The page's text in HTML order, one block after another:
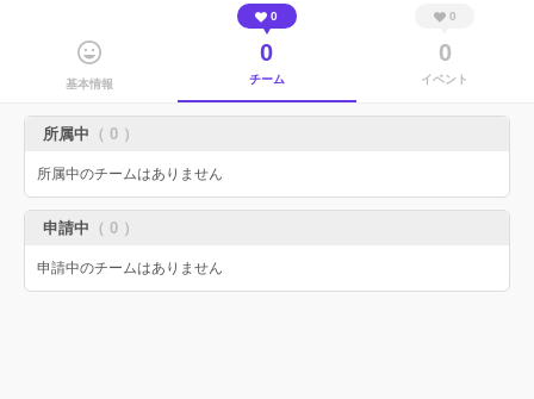
基本情報
0
0
チーム
0
0
イベント
所属中 （ 0 ）
所属中のチームはありません
申請中 （ 0 ）
申請中のチームはありません